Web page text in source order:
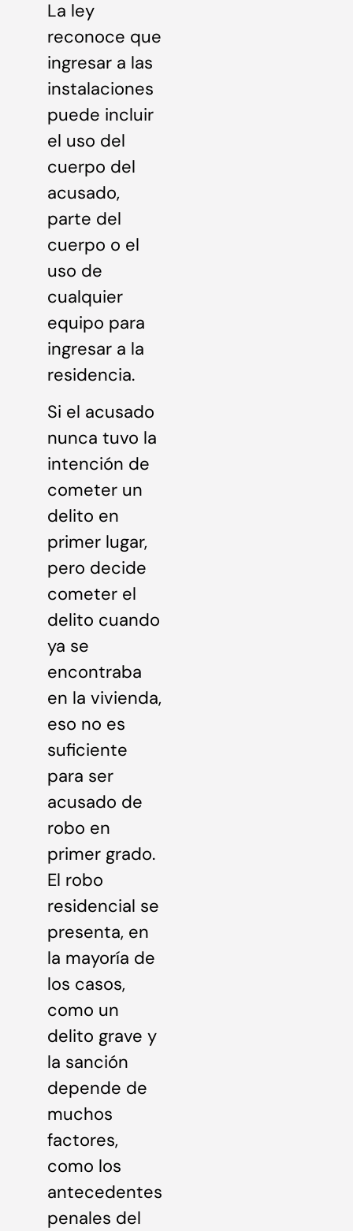
La ley
reconoce que
ingresar a las
instalaciones
puede incluir
el uso del
cuerpo del
acusado,
parte del
cuerpo o el
uso de
cualquier
equipo para
ingresar a la
residencia.
Si el acusado
nunca tuvo la
intención de
cometer un
delito en
primer lugar,
pero decide
cometer el
delito cuando
ya se
encontraba
en la vivienda,
eso no es
suficiente
para ser
acusado de
robo en
primer grado.
El robo
residencial se
presenta, en
la mayoría de
los casos,
como un
delito grave y
la sanción
depende de
muchos
factores,
como los
antecedentes
penales del